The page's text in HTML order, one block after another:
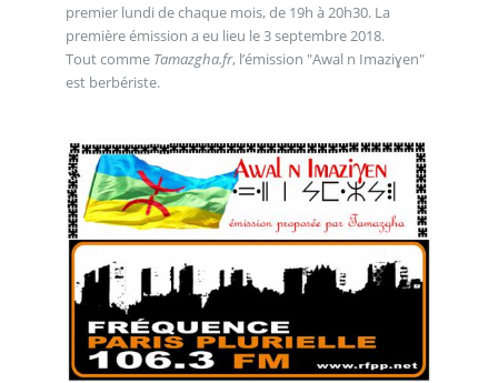
premier lundi de chaque mois, de 19h à 20h30. La
première émission a eu lieu le 3 septembre 2018.
Tout comme Tamazgha.fr, l’émission "Awal n Imaziɣen"
est berbériste.